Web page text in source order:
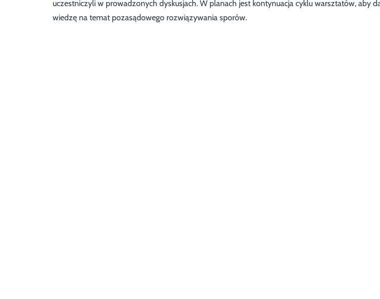
uczestniczyli w prowadzonych dyskusjach. W planach jest kontynuacja cyklu warsztatów, aby
wiedzę na temat pozasądowego rozwiązywania sporów.